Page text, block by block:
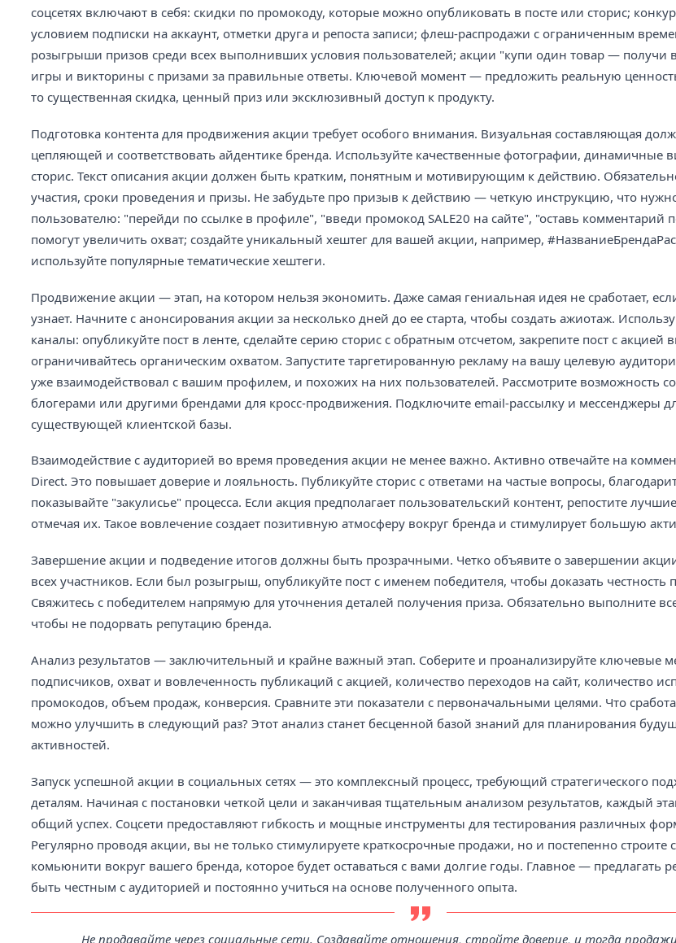
соцсетях включают в себя: скидки по промокоду, которые можно опубликовать в посте или сторис;
условием подписки на аккаунт, отметки друга и репоста записи; флеш-распродажи с ограниченным
розыгрыши призов среди всех выполнивших условия пользователей; акции "купи один товар — получи
игры и викторины с призами за правильные ответы. Ключевой момент — предложить реальную
то существенная скидка, ценный приз или эксклюзивный доступ к продукту.
Подготовка контента для продвижения акции требует особого внимания. Визуальная составляющая
цепляющей и соответствовать айдентике бренда. Используйте качественные фотографии, динамичные
сторис. Текст описания акции должен быть кратким, понятным и мотивирующим к действию.
участия, сроки проведения и призы. Не забудьте про призыв к действию — четкую инструкцию, что
пользователю: "перейди по ссылке в профиле", "введи промокод SALE20 на сайте", "оставь комментарий
помогут увеличить охват; создайте уникальный хештег для вашей акции, например,
используйте популярные тематические хештеги.
Продвижение акции — этап, на котором нельзя экономить. Даже самая гениальная идея не сработает,
узнает. Начните с анонсирования акции за несколько дней до ее старта, чтобы создать ажиотаж.
каналы: опубликуйте пост в ленте, сделайте серию сторис с обратным отсчетом, закрепите пост с акцией
ограничивайтесь органическим охватом. Запустите таргетированную рекламу на вашу целевую
уже взаимодействовал с вашим профилем, и похожих на них пользователей. Рассмотрите возможность
блогерами или другими брендами для кросс-продвижения. Подключите email-рассылку и мессенджеры
существующей клиентской базы.
Взаимодействие с аудиторией во время проведения акции не менее важно. Активно отвечайте на
Direct. Это повышает доверие и лояльность. Публикуйте сторис с ответами на частые вопросы,
показывайте "закулисье" процесса. Если акция предполагает пользовательский контент, репостите
отмечая их. Такое вовлечение создает позитивную атмосферу вокруг бренда и стимулирует большую
Завершение акции и подведение итогов должны быть прозрачными. Четко объявите о завершении
всех участников. Если был розыгрыш, опубликуйте пост с именем победителя, чтобы доказать честность
Свяжитесь с победителем напрямую для уточнения деталей получения приза. Обязательно выполните
чтобы не подорвать репутацию бренда.
Анализ результатов — заключительный и крайне важный этап. Соберите и проанализируйте ключевые
подписчиков, охват и вовлеченность публикаций с акцией, количество переходов на сайт, количество
промокодов, объем продаж, конверсия. Сравните эти показатели с первоначальными целями. Что
можно улучшить в следующий раз? Этот анализ станет бесценной базой знаний для планирования
активностей.
Запуск успешной акции в социальных сетях — это комплексный процесс, требующий стратегического
деталям. Начиная с постановки четкой цели и заканчивая тщательным анализом результатов, каждый
общий успех. Соцсети предоставляют гибкость и мощные инструменты для тестирования различных
Регулярно проводя акции, вы не только стимулируете краткосрочные продажи, но и постепенно строите
комьюнити вокруг вашего бренда, которое будет оставаться с вами долгие годы. Главное — предлагать
быть честным с аудиторией и постоянно учиться на основе полученного опыта.
Не продавайте через социальные сети. Создавайте отношения, стройте доверие, и тогда